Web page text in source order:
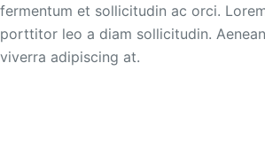
fermentum et sollicitudin ac orci.
porttitor leo a diam sollicitudin.
viverra adipiscing at.